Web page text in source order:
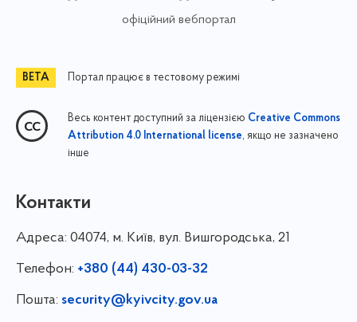
офіційний вебпортал
Портал працює в тестовому режимі
Весь контент доступний за ліцензією Creative Commons
Attribution 4.0 International license, якщо не зазначено
інше
Контакти
Адреса: 04074, м. Київ, вул. Вишгородська, 21
Телефон: +380 (44) 430-03-32
Пошта: security@kyivcity.gov.ua